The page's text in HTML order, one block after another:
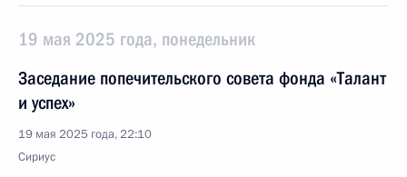
19 мая 2025 года, понедельник
Заседание попечительского совета фонда «Талант
и успех»
19 мая 2025 года, 22:10
Сириус